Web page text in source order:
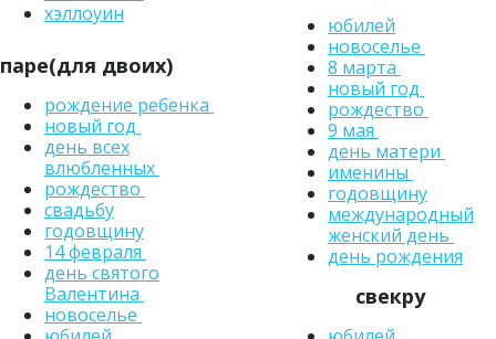
хэллоуин
паре(для двоих)
рождение ребенка
новый год
день всех
влюбленных
рождество
свадьбу
годовщину
14 февраля
день святого
Валентина
новоселье
юбилей
новоселье
8 марта
новый год
рождество
9 мая
день матери
именины
годовщину
международный
женский день
день рождения
свекру